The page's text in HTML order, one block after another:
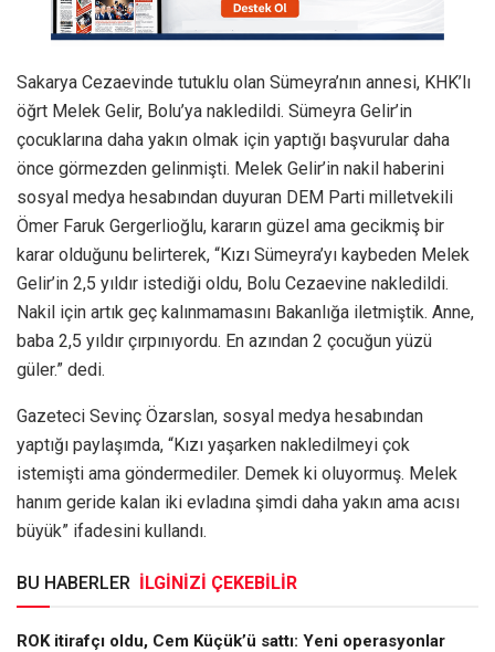
Sakarya Cezaevinde tutuklu olan Sümeyra’nın annesi, KHK’lı
öğrt Melek Gelir, Bolu’ya nakledildi. Sümeyra Gelir’in
çocuklarına daha yakın olmak için yaptığı başvurular daha
önce görmezden gelinmişti. Melek Gelir’in nakil haberini
sosyal medya hesabından duyuran DEM Parti milletvekili
Ömer Faruk Gergerlioğlu, kararın güzel ama gecikmiş bir
karar olduğunu belirterek, “Kızı Sümeyra’yı kaybeden Melek
Gelir’in 2,5 yıldır istediği oldu, Bolu Cezaevine nakledildi.
Nakil için artık geç kalınmamasını Bakanlığa iletmiştik. Anne,
baba 2,5 yıldır çırpınıyordu. En azından 2 çocuğun yüzü
güler.” dedi.
Gazeteci Sevinç Özarslan, sosyal medya hesabından
yaptığı paylaşımda, “Kızı yaşarken nakledilmeyi çok
istemişti ama göndermediler. Demek ki oluyormuş. Melek
hanım geride kalan iki evladına şimdi daha yakın ama acısı
büyük” ifadesini kullandı.
BU HABERLER İLGİNİZİ ÇEKEBİLİR
ROK itirafçı oldu, Cem Küçük’ü sattı: Yeni operasyonlar